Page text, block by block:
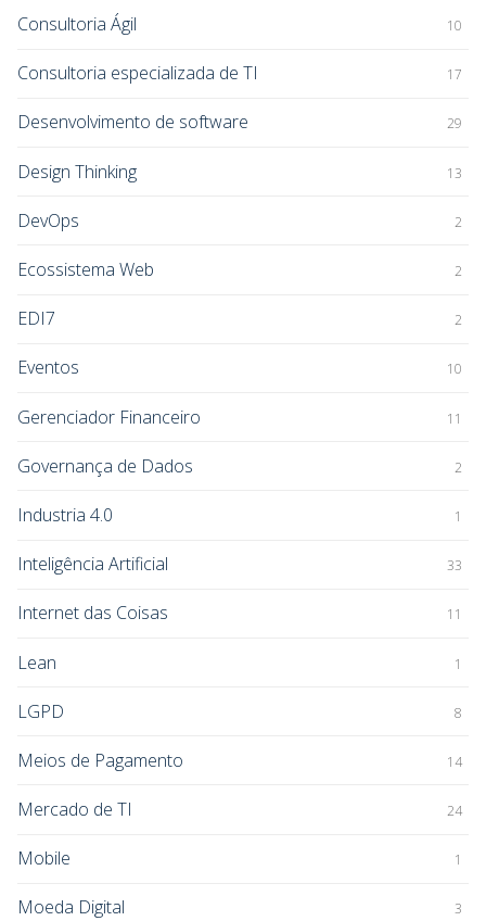
Consultoria Ágil 10
Consultoria especializada de TI 17
Desenvolvimento de software 29
Design Thinking 13
DevOps 2
Ecossistema Web 2
EDI7 2
Eventos 10
Gerenciador Financeiro 11
Governança de Dados 2
Industria 4.0 1
Inteligência Artificial 33
Internet das Coisas 11
Lean 1
LGPD 8
Meios de Pagamento 14
Mercado de TI 24
Mobile 1
Moeda Digital 3